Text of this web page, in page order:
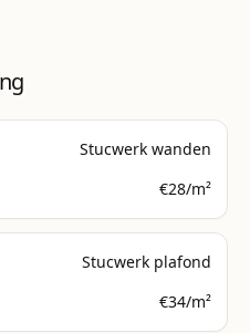
Stucwerk wanden
€28/m²
Stucwerk plafond
€34/m²